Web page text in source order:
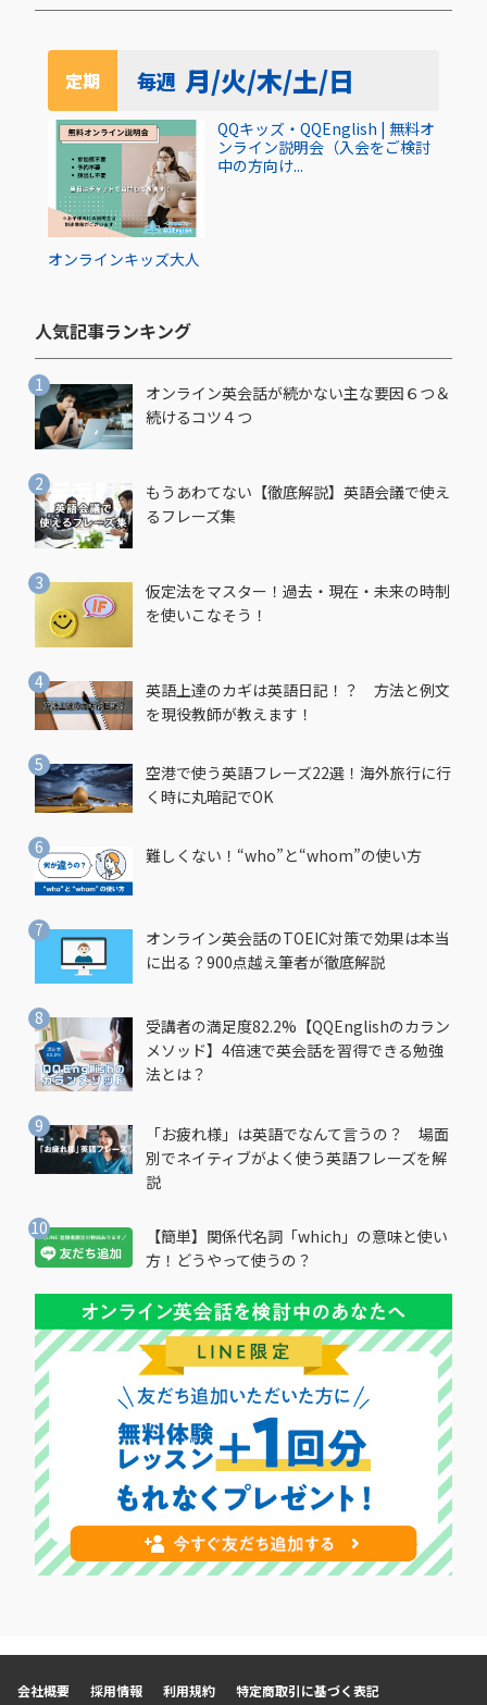
定期 毎週 月/火/木/土/日
オンラインキッズ大人
QQキッズ・QQEnglish | 無料オ
ンライン説明会（入会をご検討
中の方向け...
人気記事ランキング​
オンライン英会話が続かない主な要因６つ＆
続けるコツ４つ
もうあわてない【徹底解説】英語会議で使え
るフレーズ集
仮定法をマスター！過去・現在・未来の時制
を使いこなそう！
英語上達のカギは英語日記！？ 方法と例文
を現役教師が教えます！
空港で使う英語フレーズ22選！海外旅行に行
く時に丸暗記でOK
難しくない！“who”と“whom”の使い方
オンライン英会話のTOEIC対策で効果は本当
に出る？900点越え筆者が徹底解説
受講者の満足度82.2%【QQEnglishのカラン
メソッド】4倍速で英会話を習得できる勉強
法とは？
「お疲れ様」は英語でなんて言うの？ 場面
別でネイティブがよく使う英語フレーズを解
説
【簡単】関係代名詞「which」の意味と使い
方！どうやって使うの？
会社概要 採用情報 利用規約
特定商取引に基づく表記